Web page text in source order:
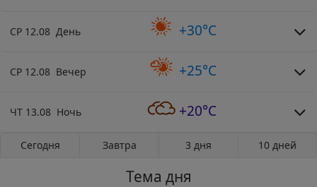
СР 12.08 День +30°C
СР 12.08 Вечер +25°C
ЧТ 13.08 Ночь +20°C
Сегодня Завтра 3 дня 10 дней
Тема дня